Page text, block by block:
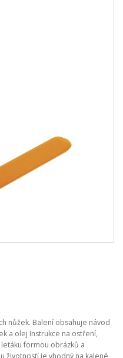
nůžek. Balení obsahuje návod
a olej Instrukce na ostření,
formou obrázků a
životností je vhodný na kalené